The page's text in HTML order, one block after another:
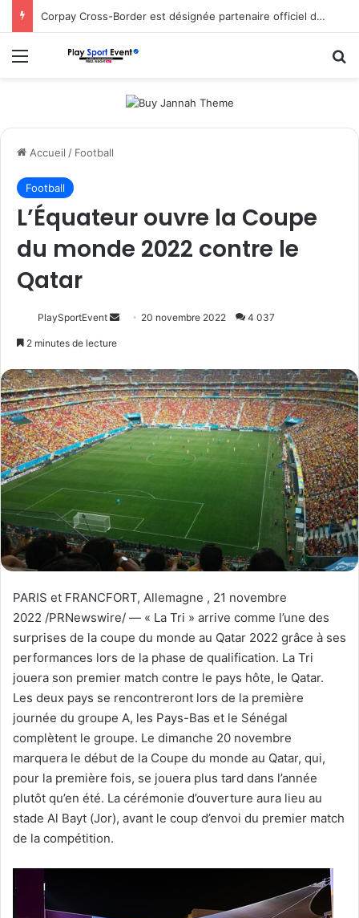
Corpay Cross-Border est désignée partenaire officiel de change d’Ultimate Sevens
Menu
Accueil / Football
Football
L’Équateur ouvre la Coupe
du monde 2022 contre le
Qatar
PlaySportEvent
Envoyer20 novembre 2022 4 037
2 minutes de lecture
PARIS et FRANCFORT, Allemagne , 21 novembre
2022 /PRNewswire/ — « La Tri » arrive comme l’une des
surprises de la coupe du monde au Qatar 2022 grâce à ses
performances lors de la phase de qualification. La Tri
jouera son premier match contre le pays hôte, le Qatar.
Les deux pays se rencontreront lors de la première
journée du groupe A, les Pays-Bas et le Sénégal
complètent le groupe. Le dimanche 20 novembre
marquera le début de la Coupe du monde au Qatar, qui,
pour la première fois, se jouera plus tard dans l’année
plutôt qu’en été. La cérémonie d’ouverture aura lieu au
stade Al Bayt (Jor), avant le coup d’envoi du premier match
de la compétition.